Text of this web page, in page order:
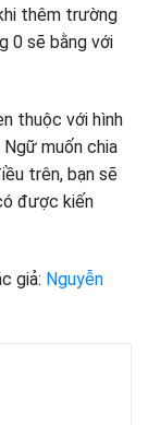
thêm trường
0 sẽ bằng với
thuộc với hình
Ngữ muốn chia
trên, bạn sẽ
được kiến
giả: Nguyễn